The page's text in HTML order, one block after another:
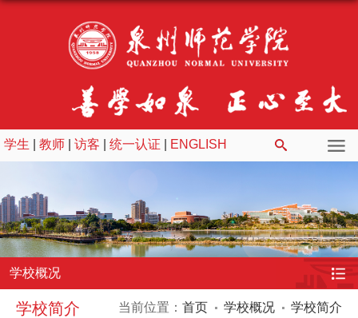
学生 教师 访客 统一认证 ENGLISH
学校概况
当前位置： 首页 学校概况 学校简介
学校简介